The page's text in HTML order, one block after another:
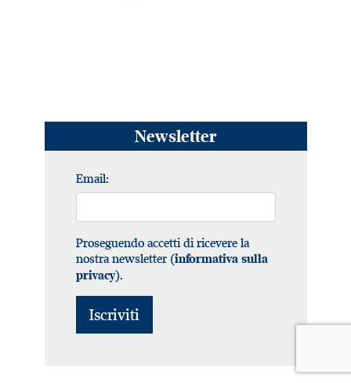
Newsletter
Email:
Proseguendo accetti di ricevere la
nostra newsletter (informativa sulla
privacy).